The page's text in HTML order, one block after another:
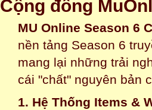
Cộng đồng
MU Online Season 6
nền tảng Season 6
mang lại những trải
cái "chất" nguyên bản
1. Hệ Thống Items &